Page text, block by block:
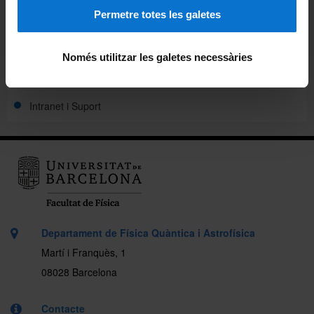
Permetre totes les galetes
Només utilitzar les galetes necessàries
Directori UB d'FQA
Intranet i Suport
Departament de Física Quàntica i Astrofísica
Martí i Franquès, 1
08028 Barcelona
Contacte